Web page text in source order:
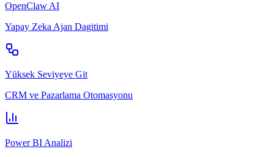
OpenClaw AI
Yapay Zeka Ajan Dagitimi
Yüksek Seviyeye Git
CRM ve Pazarlama Otomasyonu
Power BI Analizi